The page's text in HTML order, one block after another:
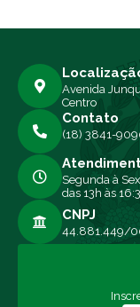
Avenida
Centro
Contato
(18) 3841-
Segunda à
das 13h às
CNPJ
44.881.449/